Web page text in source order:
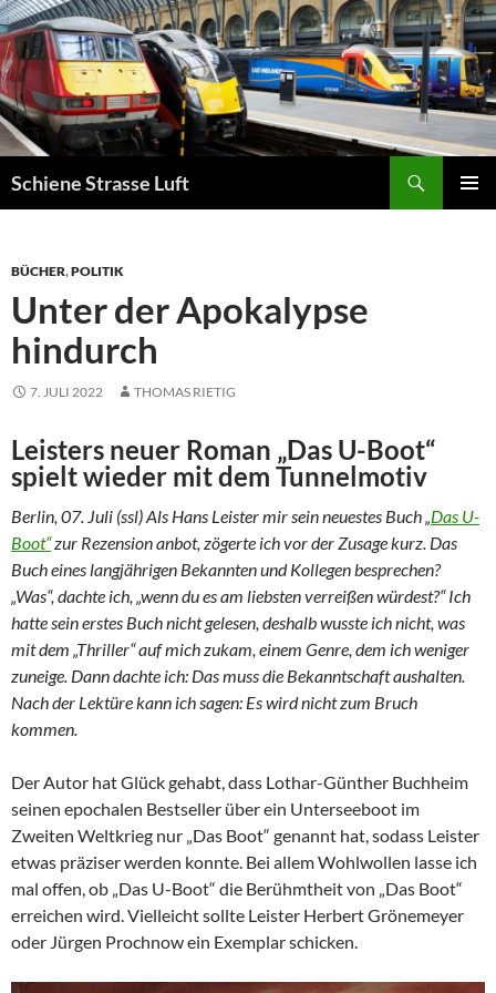
Zum
Inhalt
springen
Schiene Strasse Luft
BÜCHER,POLITIK
Unter der Apokalypse
hindurch
7. JULI 2022 THOMAS RIETIG
Leisters neuer Roman „Das U-Boot“
spielt wieder mit dem Tunnelmotiv
Berlin, 07. Juli (ssl) Als Hans Leister mir sein neuestes Buch „Das U-
Boot“zur Rezension anbot, zögerte ich vor der Zusage kurz. Das
Buch eines langjährigen Bekannten und Kollegen besprechen?
„Was“, dachte ich, „wenn du es am liebsten verreißen würdest?“ Ich
hatte sein erstes Buch nicht gelesen, deshalb wusste ich nicht, was
mit dem „Thriller“ auf mich zukam, einem Genre, dem ich weniger
zuneige. Dann dachte ich: Das muss die Bekanntschaft aushalten.
Nach der Lektüre kann ich sagen: Es wird nicht zum Bruch
kommen.
Der Autor hat Glück gehabt, dass Lothar-Günther Buchheim
seinen epochalen Bestseller über ein Unterseeboot im
Zweiten Weltkrieg nur „Das Boot“ genannt hat, sodass Leister
etwas präziser werden konnte. Bei allem Wohlwollen lasse ich
mal offen, ob „Das U-Boot“ die Berühmtheit von „Das Boot“
erreichen wird. Vielleicht sollte Leister Herbert Grönemeyer
oder Jürgen Prochnow ein Exemplar schicken.